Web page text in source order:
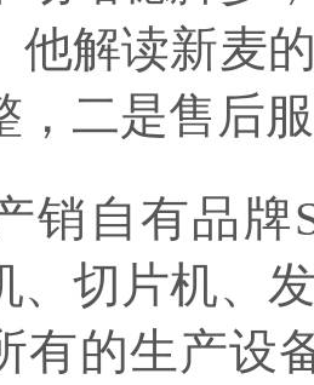
他解读新麦
，二是售后
自有品牌
、切片机、
有的生产设